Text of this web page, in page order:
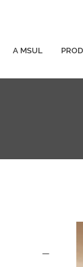
A MSUL